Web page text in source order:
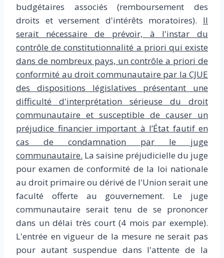
budgétaires associés (remboursement des
droits et versement d'intérêts moratoires). Il
serait nécessaire de prévoir, à l'instar du
contrôle de constitutionnalité a priori qui existe
dans de nombreux pays, un contrôle a priori de
conformité au droit communautaire par la CJUE
des dispositions législatives présentant une
difficulté d'interprétation sérieuse du droit
communautaire et susceptible de causer un
préjudice financier important à l’État fautif en
cas de condamnation par le juge
communautaire. La saisine préjudicielle du juge
pour examen de conformité de la loi nationale
au droit primaire ou dérivé de l'Union serait une
faculté offerte au gouvernement. Le juge
communautaire serait tenu de se prononcer
dans un délai très court (4 mois par exemple).
L'entrée en vigueur de la mesure ne serait pas
pour autant suspendue dans l'attente de la